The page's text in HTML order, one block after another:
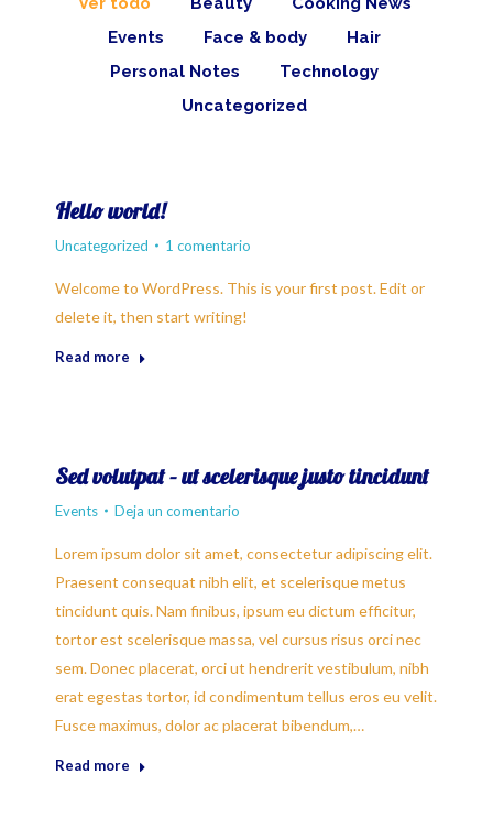
Events
Face & body
Hair
Personal Notes
Technology
Uncategorized
Hello world!
Uncategorized 1 comentario
Welcome to WordPress. This is your first post. Edit or
delete it, then start writing!
Read more
Sed volutpat – ut scelerisque justo tincidunt
Events Deja un comentario
Lorem ipsum dolor sit amet, consectetur adipiscing elit.
Praesent consequat nibh elit, et scelerisque metus
tincidunt quis. Nam finibus, ipsum eu dictum efficitur,
tortor est scelerisque massa, vel cursus risus orci nec
sem. Donec placerat, orci ut hendrerit vestibulum, nibh
erat egestas tortor, id condimentum tellus eros eu velit.
Fusce maximus, dolor ac placerat bibendum,…
Read more